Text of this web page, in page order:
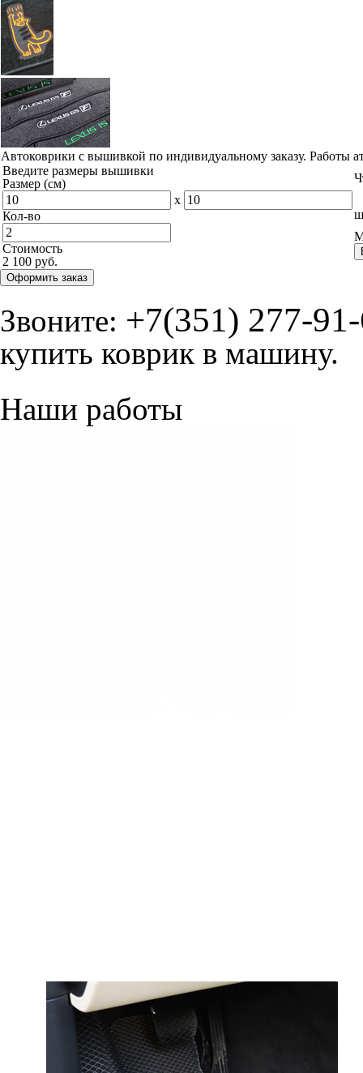
Автоковрики с вышивкой по индивидуальному заказу. Работы
Введите размеры вышивки
Размер (см)
x
Кол-во
Стоимость
2 100 руб.
Оформить заказ
Звоните: +7(351) 277-
купить коврик в машину.
Наши работы
и т.д. Если Вы
согласие на обработку
Положении по